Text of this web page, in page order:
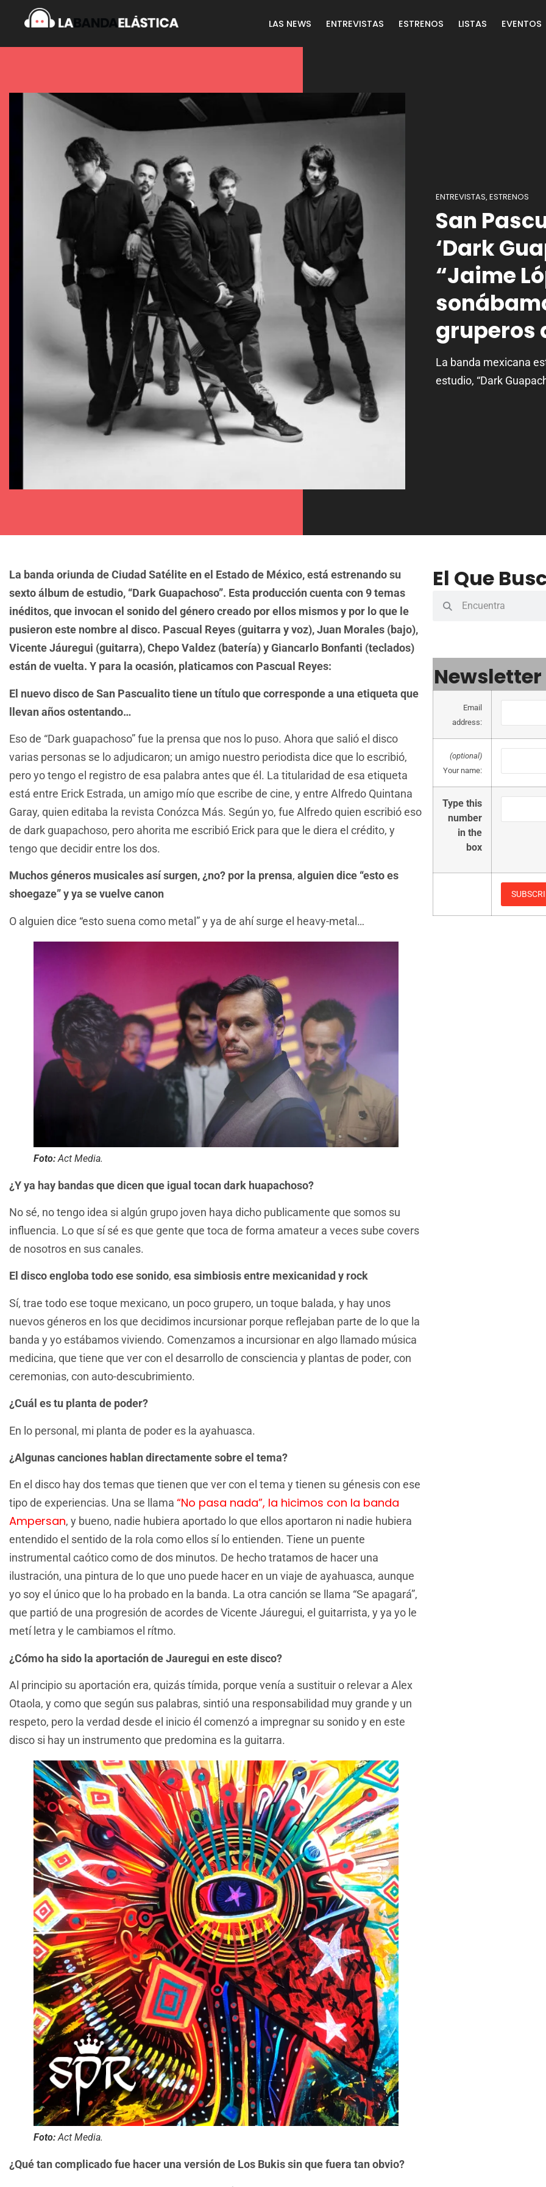
LAS NEWS ENTREVISTAS ESTRENOS LISTAS EVENTOS
ENTREVISTAS ESTRENOS
San
‘Dark
“Jaime
gruperos
La banda mexicana
estudio, “Dark
La banda oriunda de Ciudad Satélite en el Estado de México, está estrenando su
sexto álbum de estudio, “Dark Guapachoso”. Esta producción cuenta con 9 temas
inéditos, que invocan el sonido del género creado por ellos mismos y por lo que le
pusieron este nombre al disco. Pascual Reyes (guitarra y voz), Juan Morales (bajo),
Vicente Jáuregui (guitarra), Chepo Valdez (batería) y Giancarlo Bonfanti (teclados)
están de vuelta. Y para la ocasión, platicamos con Pascual Reyes:
El nuevo disco de San Pascualito tiene un título que corresponde a una etiqueta que
llevan años ostentando…
Eso de “Dark guapachoso” fue la prensa que nos lo puso. Ahora que salió el disco
varias personas se lo adjudicaron; un amigo nuestro periodista dice que lo escribió,
pero yo tengo el registro de esa palabra antes que él. La titularidad de esa etiqueta
está entre Erick Estrada, un amigo mío que escribe de cine, y entre Alfredo Quintana
Garay, quien editaba la revista Conózca Más. Según yo, fue Alfredo quien escribió eso
de dark guapachoso, pero ahorita me escribió Erick para que le diera el crédito, y
tengo que decidir entre los dos.
Muchos géneros musicales así surgen, ¿no? por la prensa, alguien dice “esto es
shoegaze” y ya se vuelve canon
O alguien dice “esto suena como metal” y ya de ahí surge el heavy-metal…
Foto: Act Media.
¿Y ya hay bandas que dicen que igual tocan dark huapachoso?
No sé, no tengo idea si algún grupo joven haya dicho publicamente que somos su
influencia. Lo que sí sé es que gente que toca de forma amateur a veces sube covers
de nosotros en sus canales.
El disco engloba todo ese sonido, esa simbiosis entre mexicanidad y rock
Sí, trae todo ese toque mexicano, un poco grupero, un toque balada, y hay unos
nuevos géneros en los que decidimos incursionar porque reflejaban parte de lo que la
banda y yo estábamos viviendo. Comenzamos a incursionar en algo llamado música
medicina, que tiene que ver con el desarrollo de consciencia y plantas de poder, con
ceremonias, con auto-descubrimiento.
¿Cuál es tu planta de poder?
En lo personal, mi planta de poder es la ayahuasca.
¿Algunas canciones hablan directamente sobre el tema?
En el disco hay dos temas que tienen que ver con el tema y tienen su génesis con ese
tipo de experiencias. Una se llama “No pasa nada”, la hicimos con la banda
Ampersan, y bueno, nadie hubiera aportado lo que ellos aportaron ni nadie hubiera
entendido el sentido de la rola como ellos sí lo entienden. Tiene un puente
instrumental caótico como de dos minutos. De hecho tratamos de hacer una
ilustración, una pintura de lo que uno puede hacer en un viaje de ayahuasca, aunque
yo soy el único que lo ha probado en la banda. La otra canción se llama “Se apagará”,
que partió de una progresión de acordes de Vicente Jáuregui, el guitarrista, y ya yo le
metí letra y le cambiamos el rítmo.
¿Cómo ha sido la aportación de Jauregui en este disco?
Al principio su aportación era, quizás tímida, porque venía a sustituir o relevar a Alex
Otaola, y como que según sus palabras, sintió una responsabilidad muy grande y un
respeto, pero la verdad desde el inicio él comenzó a impregnar su sonido y en este
disco si hay un instrumento que predomina es la guitarra.
Foto:Act Media.
¿Qué tan complicado fue hacer una versión de Los Bukis sin que fuera tan obvio?
El Que
Newsletter
Email
address:
(optional)
Your name:
Type this
number
in the
box